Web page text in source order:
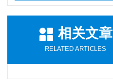
相关文章
RELATED ARTICLES